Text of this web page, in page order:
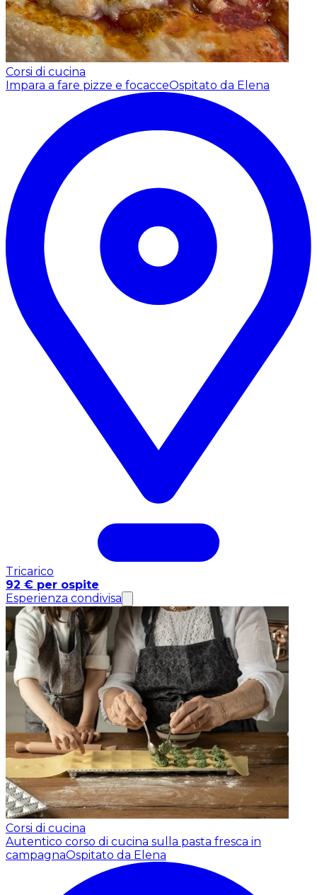
Corsi di cucina
Impara a fare pizze e focacceOspitato da Elena
Tricarico
92 € per ospite
Esperienza condivisa
Corsi di cucina
Autentico corso di cucina sulla pasta fresca in
campagnaOspitato da Elena